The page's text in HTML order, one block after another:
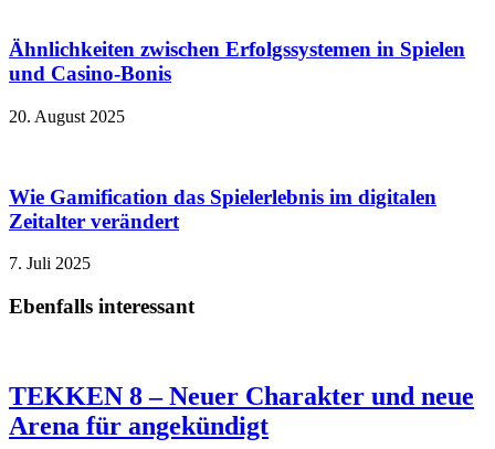
Ähnlichkeiten zwischen Erfolgssystemen in Spielen
und Casino‑Bonis
20. August 2025
Wie Gamification das Spielerlebnis im digitalen
Zeitalter verändert
7. Juli 2025
Ebenfalls interessant
TEKKEN 8 – Neuer Charakter und neue
Arena für angekündigt